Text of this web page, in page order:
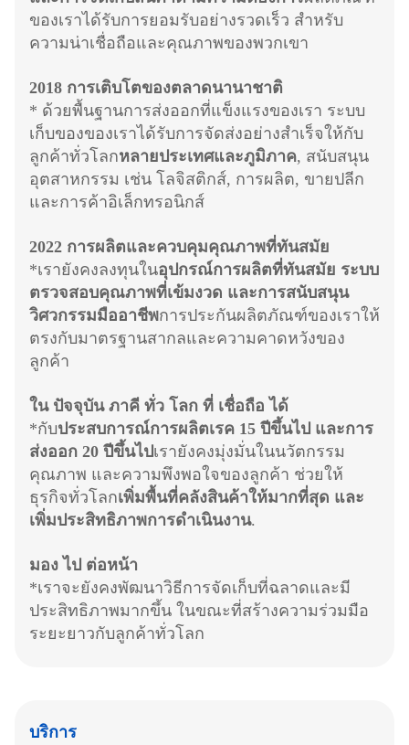
ของเราได้รับการยอมรับอย่างรวดเร็ว สําหรับ
ความน่าเชื่อถือและคุณภาพของพวกเขา
2018 การเติบโตของตลาดนานาชาติ
* ด้วยพื้นฐานการส่งออกที่แข็งแรงของเรา ระบบ
เก็บของของเราได้รับการจัดส่งอย่างสําเร็จให้กับ
ลูกค้าทั่วโลกหลายประเทศและภูมิภาค, สนับสนุน
อุตสาหกรรม เช่น โลจิสติกส์, การผลิต, ขายปลีก
และการค้าอิเล็กทรอนิกส์
2022 การผลิตและควบคุมคุณภาพที่ทันสมัย
*เรายังคงลงทุนในอุปกรณ์การผลิตที่ทันสมัย ระบบ
ตรวจสอบคุณภาพที่เข้มงวด และการสนับสนุน
วิศวกรรมมืออาชีพการประกันผลิตภัณฑ์ของเราให้
ตรงกับมาตรฐานสากลและความคาดหวังของ
ลูกค้า
ใน ปัจจุบัน ภาคี ทั่ว โลก ที่ เชื่อถือ ได้
*กับประสบการณ์การผลิตเรค 15 ปีขึ้นไป และการ
ส่งออก 20 ปีขึ้นไปเรายังคงมุ่งมั่นในนวัตกรรม
คุณภาพ และความพึงพอใจของลูกค้า ช่วยให้
ธุรกิจทั่วโลกเพิ่มพื้นที่คลังสินค้าให้มากที่สุด และ
เพิ่มประสิทธิภาพการดําเนินงาน.
มอง ไป ต่อหน้า
*เราจะยังคงพัฒนาวิธีการจัดเก็บที่ฉลาดและมี
ประสิทธิภาพมากขึ้น ในขณะที่สร้างความร่วมมือ
ระยะยาวกับลูกค้าทั่วโลก
บริการ